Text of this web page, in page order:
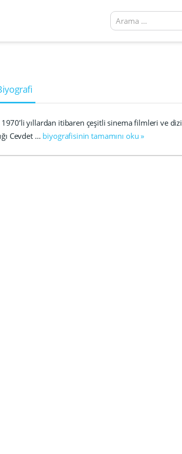
Arama sonuçları:
yıllardan itibaren çeşitli sinema filmleri ve dizi
Cevdet … biyografisinin tamamını oku »